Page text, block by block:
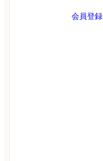
会員登録